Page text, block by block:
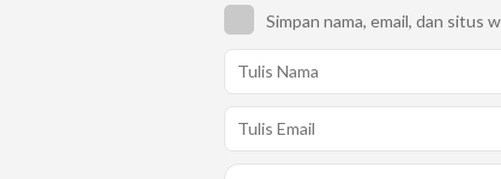
Simpan nama, email, dan situs